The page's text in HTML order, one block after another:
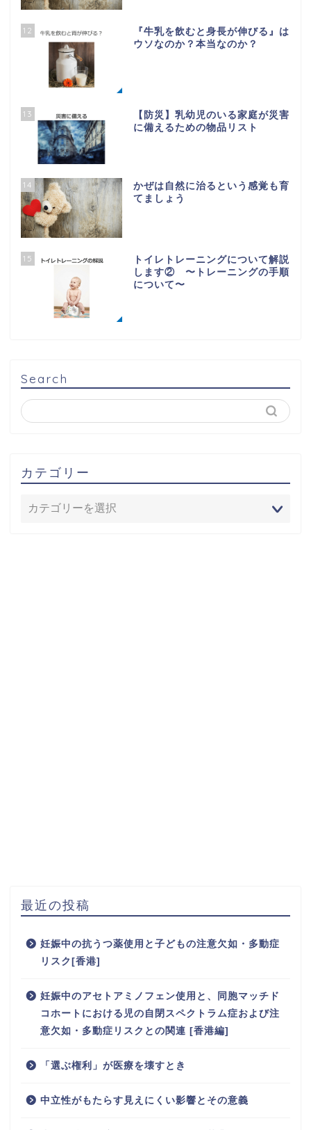
12
『牛乳を飲むと身長が伸びる』は
ウソなのか？本当なのか？
13
【防災】乳幼児のいる家庭が災害
に備えるための物品リスト
14
かぜは自然に治るという感覚も育
てましょう
15
トイレトレーニングについて解説
します② 〜トレーニングの手順
について〜
Search
カテゴリー
最近の投稿
妊娠中の抗うつ薬使用と子どもの注意欠如・多動症
リスク[香港]
妊娠中のアセトアミノフェン使用と、同胞マッチド
コホートにおける児の自閉スペクトラム症および注
意欠如・多動症リスクとの関連 [香港編]
「選ぶ権利」が医療を壊すとき
中立性がもたらす見えにくい影響とその意義